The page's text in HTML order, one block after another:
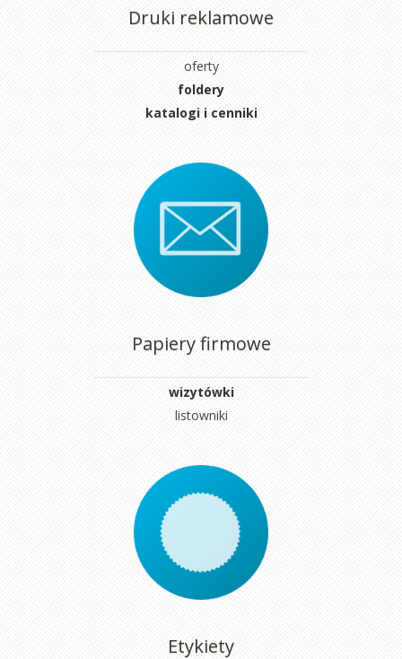
Druki reklamowe
oferty
foldery
katalogi i cenniki
Papiery firmowe
wizytówki
listowniki
Etykiety